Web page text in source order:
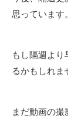
思っています。
もし隔週よ
るかもしれま
まだ動画の